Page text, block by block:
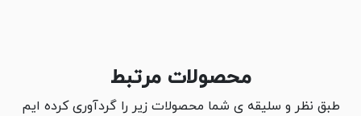
محصولات مرتبط
طبق نظر و سلیقه ی شما محصولات زیر را گردآوری کرده ایم